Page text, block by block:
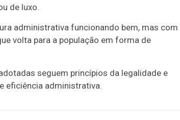
de luxo.
administrativa funcionando bem, mas com
volta para a população em forma de
seguem princípios da legalidade e
eficiência administrativa.